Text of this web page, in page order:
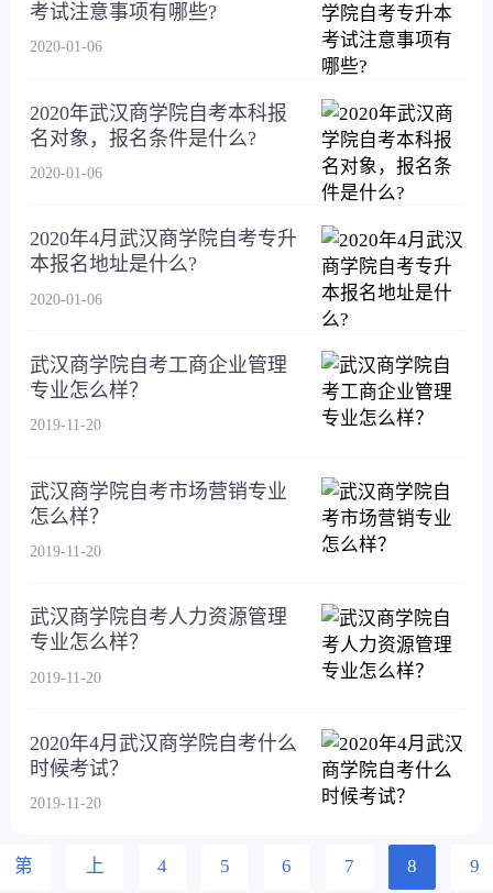
考试注意事项有哪些?
2020-01-06
2020年武汉商学院自考本科报
名对象，报名条件是什么?
2020-01-06
2020年4月武汉商学院自考专升
本报名地址是什么?
2020-01-06
武汉商学院自考工商企业管理
专业怎么样？
2019-11-20
武汉商学院自考市场营销专业
怎么样？
2019-11-20
武汉商学院自考人力资源管理
专业怎么样？
2019-11-20
2020年4月武汉商学院自考什么
时候考试？
2019-11-20
第 上 4 5 6 7 8 9